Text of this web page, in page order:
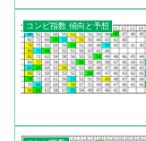
コンピ指数 傾向と予想